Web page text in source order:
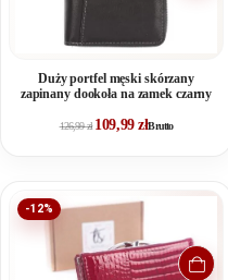
Duży portfel męski skórzany
zapinany dookoła na zamek czarny
126,99zł 109,99złBrutto
-12%